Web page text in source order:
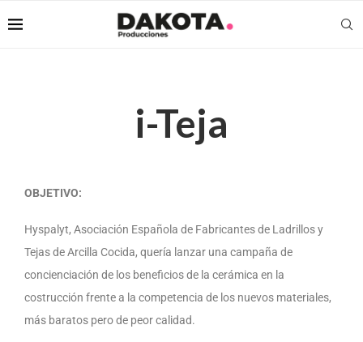
i-Teja
OBJETIVO:
Hyspalyt, Asociación Española de Fabricantes de Ladrillos y
Tejas de Arcilla Cocida, quería lanzar una campaña de
concienciación de los beneficios de la cerámica en la
costrucción frente a la competencia de los nuevos materiales,
más baratos pero de peor calidad.